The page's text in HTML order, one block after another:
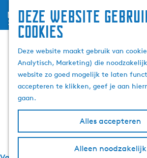
Deze website
cookies
Deze website maakt gebruik van
Analytisch, Marketing) die
website zo goed mogelijk te laten
accepteren te klikken, geef je aan
gaan.
Alles accepteren
Alleen noodzakelijk
menu
G
a
n
a
a
r
e
o
Inschrijving
Watersport
15 januari 2026 | |